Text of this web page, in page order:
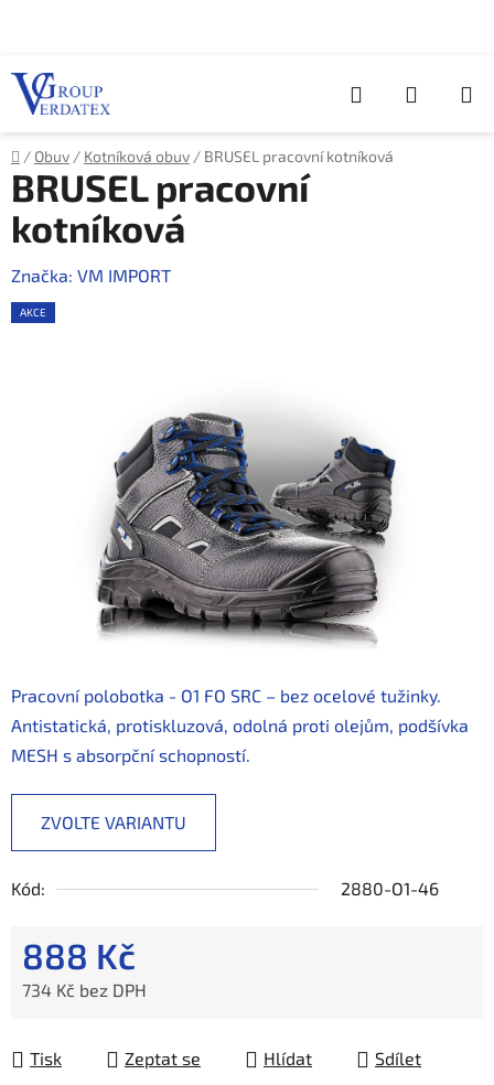
Hledat
KOŠÍK
Domů
/ Obuv / Kotníková obuv / BRUSEL pracovní kotníková
Pracovní polobotka - O1 FO SRC – bez ocelové tužinky.
Antistatická, protiskluzová, odolná proti olejům, podšívka
MESH s absorpční schopností.
ZVOLTE VARIANTU
Kód: 2880-O1-46
888 Kč
734 Kč bez DPH
Tisk
Zeptat se Hlídat Sdílet
BRUSEL pracovní
kotníková
Značka: VM IMPORT
AKCE